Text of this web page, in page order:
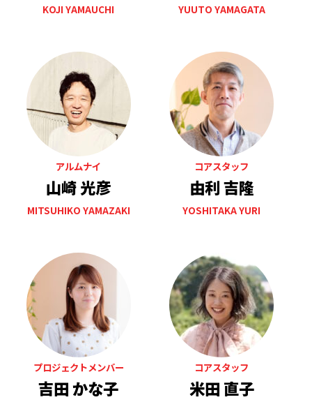
KOJI YAMAUCHI YUUTO YAMAGATA
アルムナイ
山崎 光彦
MITSUHIKO YAMAZAKI
コアスタッフ
由利 吉隆
YOSHITAKA YURI
プロジェクトメンバー
吉田 かな子
コアスタッフ
米田 直子